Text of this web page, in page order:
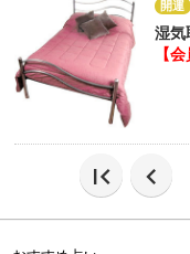
開運
湿気
【
first_page chevron_left